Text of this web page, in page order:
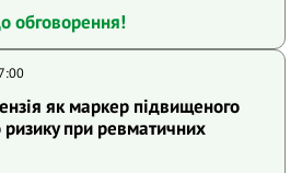
обговорення!
як маркер підвищеного
при ревматичних